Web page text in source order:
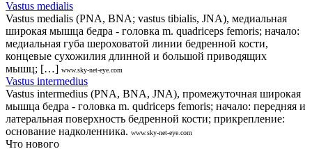
Vastus medialis
Vastus medialis (PNA, BNA; vastus tibialis, JNA), медиальная
широкая мышца бедра - головка m. quadriceps femoris; начало:
медиальная губа шероховатой линии бедренной кости,
концевые сухожилия длинной и большой приводящих
мышц; […] www.sky-net-eye.com
Vastus intermedius
Vastus intermedius (PNA, BNA, JNA), промежуточная широкая
мышца бедра - головка m. qudriceps femoris; начало: передняя и
латеральная поверхность бедренной кости; прикрепление:
основание надколенника. www.sky-net-eye.com
Что нового